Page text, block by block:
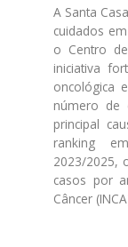
A Santa
cuidados
o Centro
iniciativa
oncológica
número de
principal
ranking
2023/2025,
casos por
Câncer